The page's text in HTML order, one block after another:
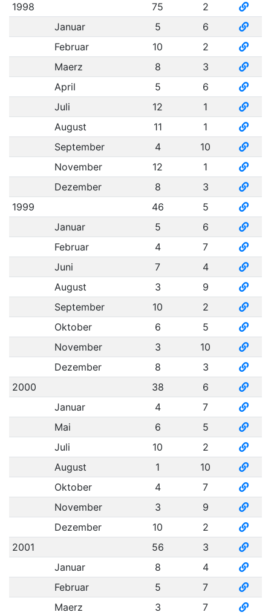
1998
75
2
Januar
5
6
Februar
10
2
Maerz
8
3
April
5
6
Juli
12
1
August
11
1
September
4
10
November
12
1
Dezember
8
3
1999
46
5
Januar
5
6
Februar
4
7
Juni
7
4
August
3
9
September
10
2
Oktober
6
5
November
3
10
Dezember
8
3
2000
38
6
Januar
4
7
Mai
6
5
Juli
10
2
August
1
10
Oktober
4
7
November
3
9
Dezember
10
2
2001
56
3
Januar
8
4
Februar
5
7
Maerz
3 7